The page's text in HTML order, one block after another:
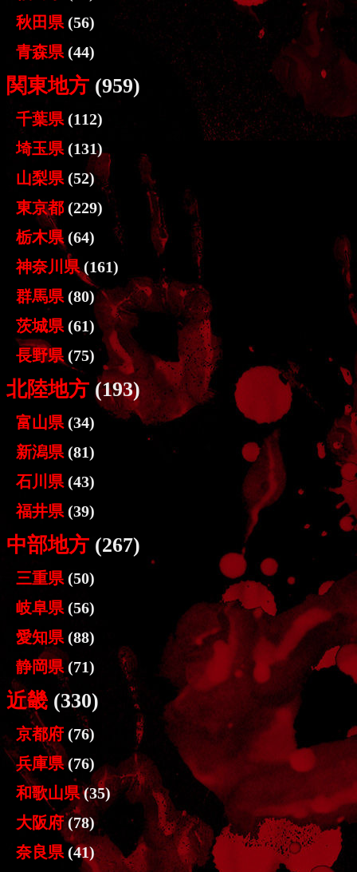
秋田県 (56)
青森県 (44)
関東地方 (959)
千葉県 (112)
埼玉県 (131)
山梨県 (52)
東京都(229)
栃木県 (64)
神奈川県(161)
群馬県 (80)
茨城県 (61)
長野県 (75)
北陸地方 (193)
富山県 (34)
新潟県 (81)
石川県 (43)
福井県 (39)
中部地方 (267)
三重県 (50)
岐阜県 (56)
愛知県 (88)
静岡県 (71)
近畿 (330)
京都府 (76)
兵庫県(76)
和歌山県(35)
大阪府(78)
奈良県 (41)